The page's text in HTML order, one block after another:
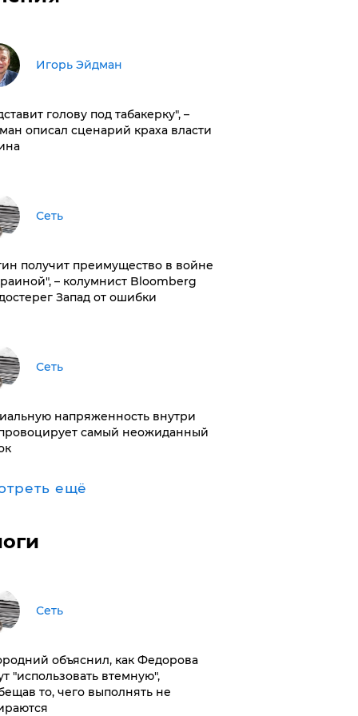
Игорь Эйдман
голову под табакерку", –
описал сценарий краха власти
Сеть
получит преимущество в войне
– колумнист Bloomberg
Запад от ошибки
Сеть
напряженность внутри
самый неожиданный
ещё
Сеть
объяснил, как Федорова
"использовать втемную",
то, чего выполнять не